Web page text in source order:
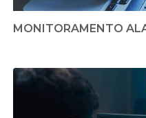
MONITORAMENTO